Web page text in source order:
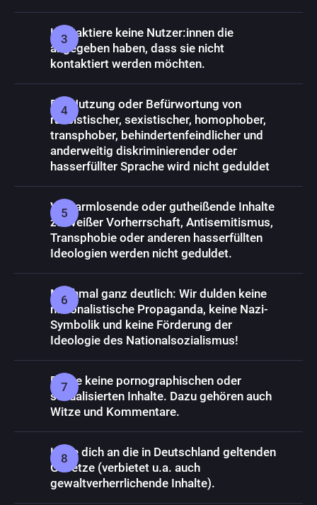
Kontaktiere keine Nutzer:innen die
angegeben haben, dass sie nicht
kontaktiert werden möchten.
Die Nutzung oder Befürwortung von
rassistischer, sexistischer, homophober,
transphober, behindertenfeindlicher und
anderweitig diskriminierender oder
hasserfüllter Sprache wird nicht geduldet
Verharmlosende oder gutheißende Inhalte
zu Weißer Vorherrschaft, Antisemitismus,
Transphobie oder anderen hasserfüllten
Ideologien werden nicht geduldet.
Nochmal ganz deutlich: Wir dulden keine
nationalistische Propaganda, keine Nazi-
Symbolik und keine Förderung der
Ideologie des Nationalsozialismus!
Poste keine pornographischen oder
sexualisierten Inhalte. Dazu gehören auch
Witze und Kommentare.
Halte dich an die in Deutschland geltenden
Gesetze (verbietet u.a. auch
gewaltverherrlichende Inhalte).